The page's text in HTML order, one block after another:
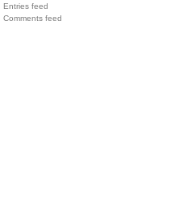
Entries feed
Comments feed